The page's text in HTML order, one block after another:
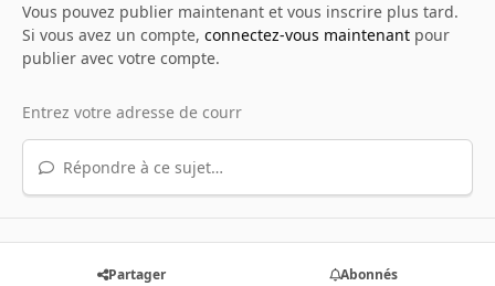
Vous pouvez publier maintenant et vous inscrire plus tard.
Si vous avez un compte, connectez-vous maintenantpour
publier avec votre compte.
Répondre à ce sujet…
Partager Abonnés